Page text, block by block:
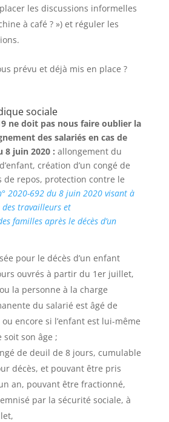
les discussions informelles
à café ? ») et réguler les
prévu et déjà mis en place ?
sociale
ne doit pas nous faire oublier la
des salariés en cas de
8 juin 2020 : allongement du
création d’un congé de
repos, protection contre le
2020-692 du 8 juin 2020 visant à
travailleurs et
familles après le décès d’un
pour le décès d’un enfant
ouvrés à partir du 1er juillet,
la personne à la charge
du salarié est âgé de
encore si l’enfant est lui-même
son âge ;
de deuil de 8 jours, cumulable
décès, et pouvant être pris
an, pouvant être fractionné,
par la sécurité sociale, à